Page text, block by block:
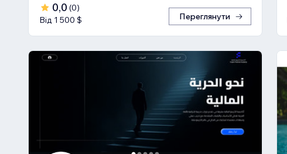
0,0 (0)
Від 1 500 $
Переглянути